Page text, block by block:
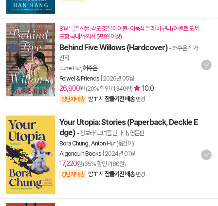
8월 특별 선물. 각도 조절 테이블 · 이동식 빨래 바구니 (이벤트 도서
포함 국내서·외서 5만원 이상)
Behind Five Willows (Hardcover) - 허주은 작가
신작
June Hur,허주은
Feiwel & Friends 2026년 05월
26,800원 (20% 할인 / 1,340원) 10.0
양탄자배송 밤 11시 잠들기전 배송 변경
Your Utopia: Stories (Paperback, Deckle E
dge) - 정보라『그녀를 만나다』영문판
Bora Chung Anton Hur(옮긴이)
Algonquin Books 2024년 01월
17,220원 (35% 할인 / 180원)
양탄자배송 밤 11시 잠들기전 배송 변경